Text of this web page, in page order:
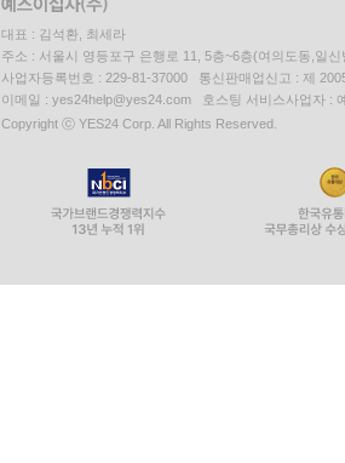
대표 : 김석환, 최세라
주소 : 서울시 영등포구 은행로 11, 5층~6층(여의도동,일신
사업자등록번호 : 229-81-37000 통신판매업신고 : 제
이메일 : yes24help@yes24.com 호스팅 서비스사업자 :
Copyright ⓒ YES24 Corp. All Rights Reserved.